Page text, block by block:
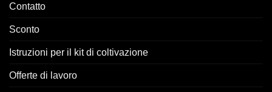
Contatto
Sconto
Istruzioni per il kit di coltivazione
Offerte di lavoro